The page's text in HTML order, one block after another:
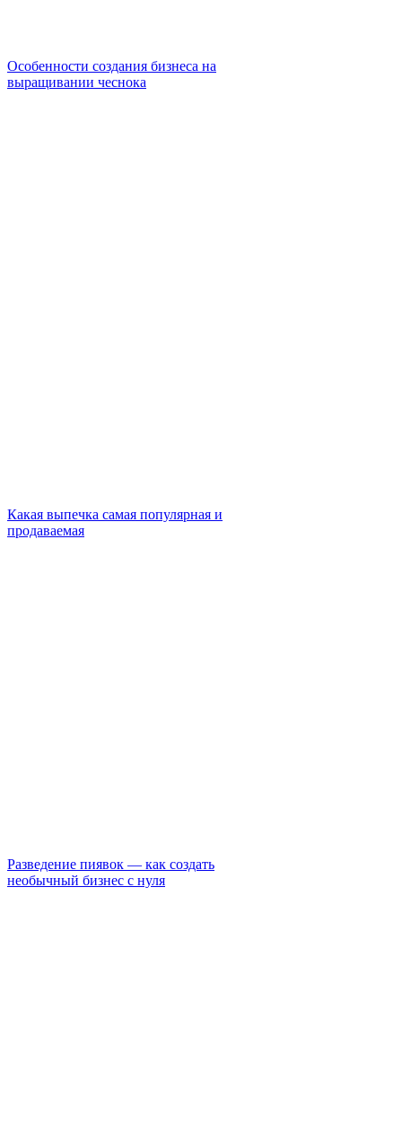
Особенности создания бизнеса на
выращивании чеснока
Какая выпечка самая популярная и
продаваемая
Разведение пиявок — как создать
необычный бизнес с нуля